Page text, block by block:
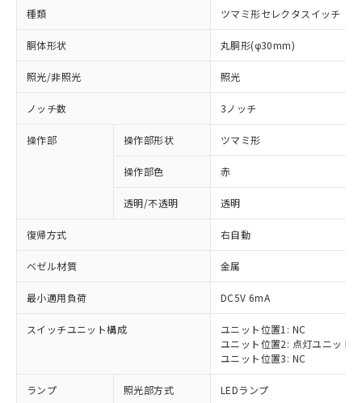
種類 ツマミ形セレクタスイッチ
胴体形状 丸胴形(φ30mm)
照光/非照光 照光
ノッチ数 3ノッチ
操作部 操作部形状 ツマミ形
操作部色 赤
透明/不透明 透明
復帰方式 右自動
ベゼル材質 金属
最小適用負荷 DC5V 6mA
スイッチユニット構成
ユニット位置1: NC
ユニット位置2: 点灯ユニット
ユニット位置3: NC
ランプ 照光部方式 LEDランプ